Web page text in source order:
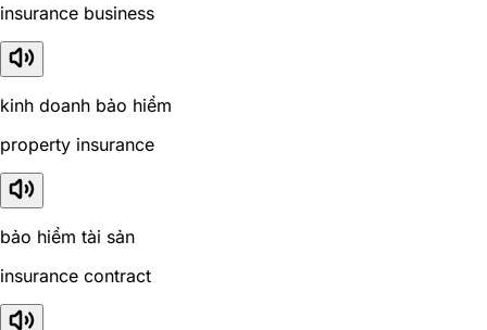
insurance business
kinh doanh bảo hiểm
property insurance
bảo hiểm tài sản
insurance contract